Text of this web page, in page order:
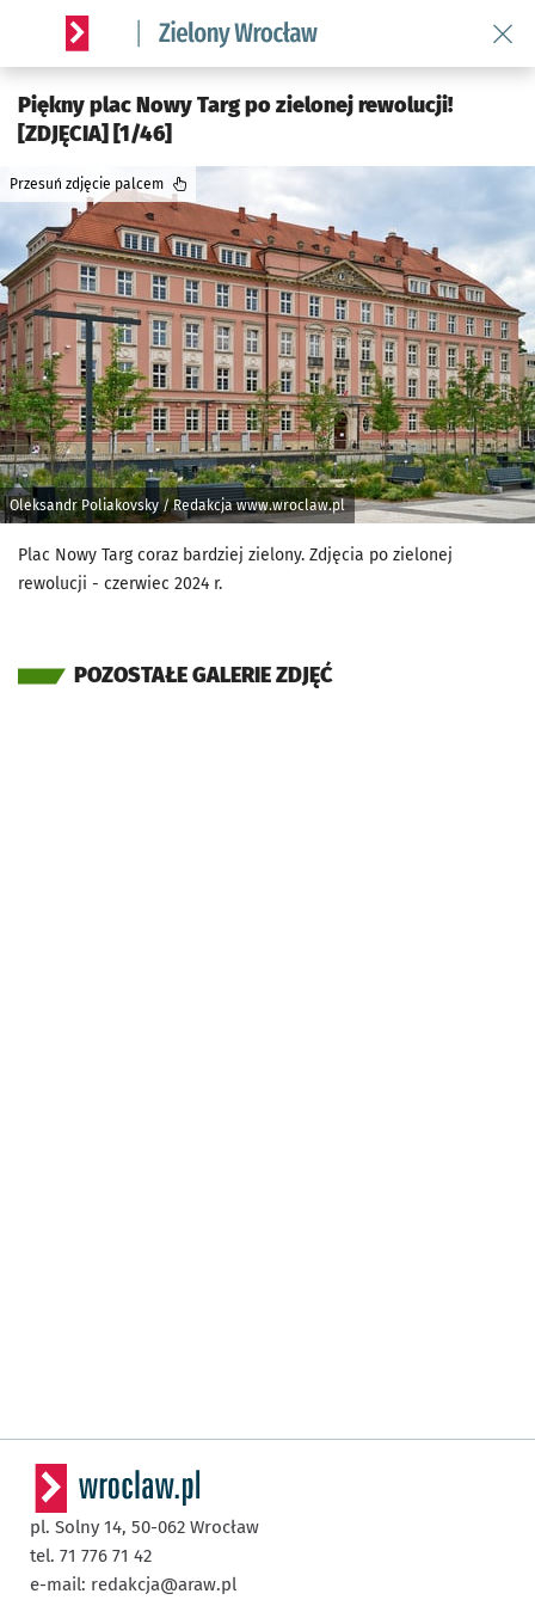
Serwis informacyjny wroclaw.pl podserwis: Środowisko we
Piękny plac Nowy Targ po zielonej rewolucji!
[ZDJĘCIA] [1/46]
Oleksandr Poliakovsky / Redakcja www.wroclaw.pl
Przesuń zdjęcie palcem
Plac Nowy Targ coraz bardziej zielony. Zdjęcia po zielonej
rewolucji - czerwiec 2024 r.
POZOSTAŁE GALERIE ZDJĘĆ
pl. Solny 14, 50-062 Wrocław
tel. 71 776 71 42
e-mail: redakcja@araw.pl